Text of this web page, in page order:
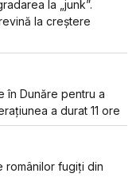
la „junk”.
la creștere
în Dunăre pentru a
a durat 11 ore
românilor fugiți din